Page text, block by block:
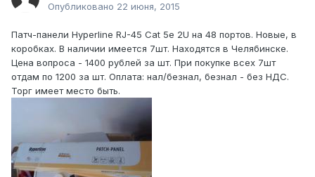
Опубликовано 22 июня, 2015
Патч-панели Hyperline RJ-45 Cat 5e 2U на 48 портов. Новые, в
коробках. В наличии имеется 7шт. Находятся в Челябинске.
Цена вопроса - 1400 рублей за шт. При покупке всех 7шт
отдам по 1200 за шт. Оплата: нал/безнал, безнал - без НДС.
Торг имеет место быть.